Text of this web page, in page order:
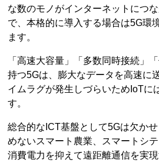
な数のモノがインターネットにつ
で、本格的に導入する場合は5G環
ます。
「高速大容量」「多数同時接続」
持つ5Gは、膨大なデータを高速に
イムラグが発生しづらいためIoTに
す。
総合的なICT基盤として5Gは欠か
めないスマート農業、スマートシ
消費電力を抑えて遠距離通信を実